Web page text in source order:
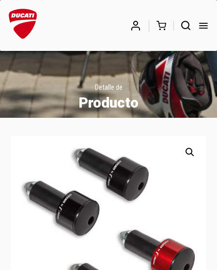
de
productos
BUSCAR
Detalle de
Producto